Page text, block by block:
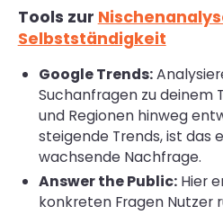
Tools zur
Selbstständigkeit
Google Trends:
Suchanfragen zu deinem
und Regionen hinweg
steigende Trends, ist das
wachsende Nachfrage.
Answer the Public: Hier
konkreten Fragen Nutzer